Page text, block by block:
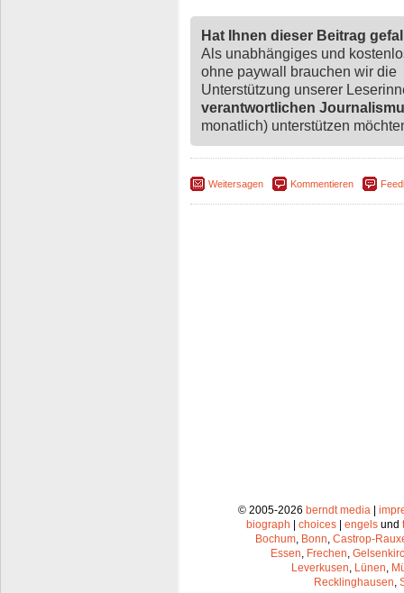
Hat Ihnen dieser Beitrag
Als unabhängiges und
ohne paywall brauchen wir die
Unterstützung unserer
verantwortlichen
monatlich) unterstützen
Weitersagen Kommentieren
© 2005-2026 berndt media|
biograph
choices engels und
Bochum, Bonn, Castrop-
Essen, Frechen,
Leverkusen, Lünen,
Recklinghausen,